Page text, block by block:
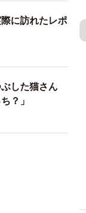
」
ーティスト。
木彫りの作品
年のモミの木
に訪れたレポ
ぶした猫さん
？」